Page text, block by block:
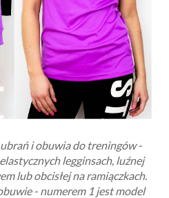
i obuwia do treningów -
legginsach, luźnej
lub obcisłej na ramiączkach.
- numerem 1 jest model